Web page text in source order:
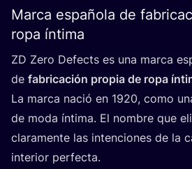
Marca española de
ropa íntima
ZD Zero Defects es una mar­ca
de fabri­ca­ción pro­pia de ropa
La mar­ca nació en 1920, como
de moda ínti­ma. El nom­bre que
cla­ra­men­te las inten­cio­nes de la
inte­rior perfecta.